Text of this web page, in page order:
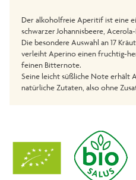
Der alkoholfreie Aperitif ist eine
schwarzer Johannisbeere,
Die besondere Auswahl an 17
verleiht Aperino einen fruchtig-
feinen Bitternote.
Seine leicht süßliche Note erhält
natürliche Zutaten, also ohne